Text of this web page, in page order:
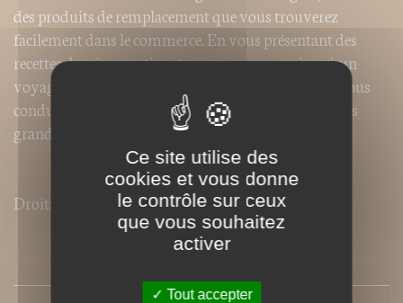
des produits de remplacement que vous trouverez
facilement dans le commerce. En vous présentant des
recettes des cinq continents, nous vous convions à un
voyage gastronomique attrayant et accessible qui vous
conduira vers de lointains pays ou vous rappellera les
grands classiques de nos régions.
Droits de traduction disponibles pour ce titre.
Ce site utilise des
cookies et vous donne
le contrôle sur ceux
que vous souhaitez
activer
Tout accepter